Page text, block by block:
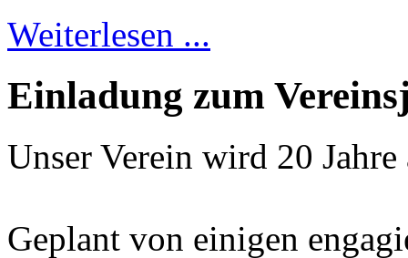
Weiterlesen ...
Einladung zum
Unser Verein wird 20
Geplant von einigen